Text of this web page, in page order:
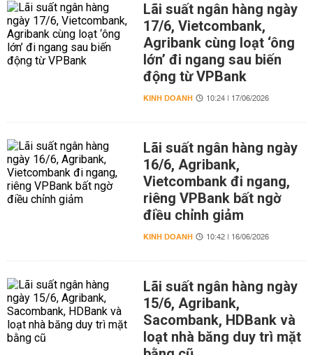
Lãi suất ngân hàng ngày
17/6, Vietcombank,
Agribank cùng loạt ‘ông
lớn’ đi ngang sau biến
động từ VPBank
KINH DOANH 10:24 | 17/06/2026
Lãi suất ngân hàng ngày
16/6, Agribank,
Vietcombank đi ngang,
riêng VPBank bất ngờ
điều chỉnh giảm
KINH DOANH 10:42 | 16/06/2026
Lãi suất ngân hàng ngày
15/6, Agribank,
Sacombank, HDBank và
loạt nhà băng duy trì mặt